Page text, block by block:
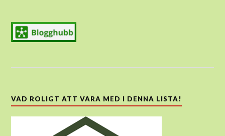
VAD ROLIGT ATT VARA MED I DENNA LISTA!